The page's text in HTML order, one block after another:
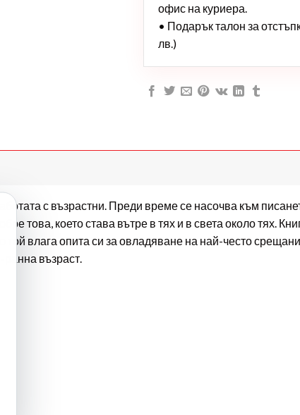
офис на куриера.
• Подарък талон за
лв.)
с възрастни. Преди време се насочва към
това, което става вътре в тях и в света около тях.
той влага опита си за овладяване на най-често
възраст.